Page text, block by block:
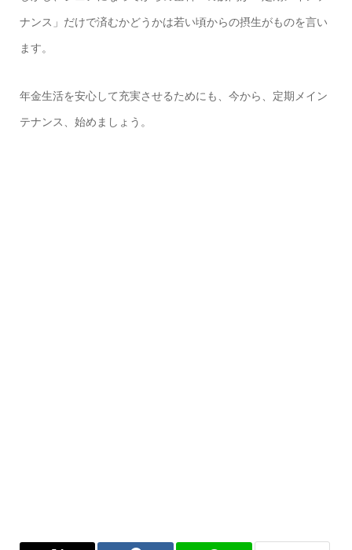
ナンス」だけで済むかどうかは若い頃からの摂生がものを言い
ます。
年金生活を安心して充実させるためにも、今から、定期メイン
テナンス、始めましょう。